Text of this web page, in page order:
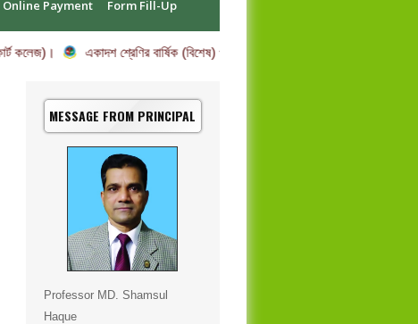
Online Payment Form Fill-Up
কলেজ)। একাদশ শ্রেণির বার্ষিক (বিশেষ) পরীক্ষার তারিখ পরিবর্তন সম্পর্কিত বিজ্ঞপ্তি।
MESSAGE FROM PRINCIPAL
Professor MD. Shamsul
Haque